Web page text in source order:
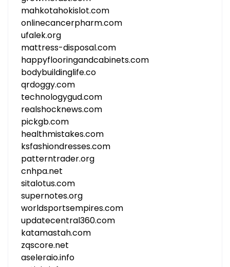
mahkotahokislot.com
onlinecancerpharm.com
ufalek.org
mattress-disposal.com
happyflooringandcabinets.com
bodybuildinglife.co
qrdoggy.com
technologygud.com
realshocknews.com
pickgb.com
healthmistakes.com
ksfashiondresses.com
patterntrader.org
cnhpa.net
sitalotus.com
supernotes.org
worldsportsempires.com
updatecentral360.com
katamastah.com
zqscore.net
aseleraio.info